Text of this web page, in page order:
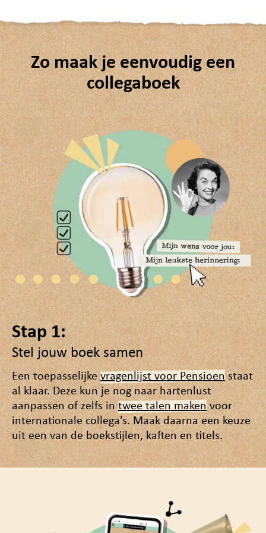
Zo maak je eenvoudig een
collegaboek
Stap 1:
Stel jouw boek samen
Een toepasselijkevragenlijst voor Pensioen staat
al klaar. Deze kun je nog naar hartenlust
aanpassen of zelfs intwee talen makenvoor
internationale collega's. Maak daarna een keuze
uit een van de boekstijlen, kaften en titels.